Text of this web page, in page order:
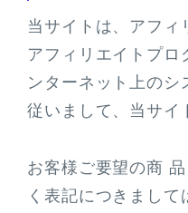
当サイトは、アフィ
アフィリエイトプロ
ンターネット上のシ
従いまして、当サイ
お客様ご要望の商
く表記につきまして